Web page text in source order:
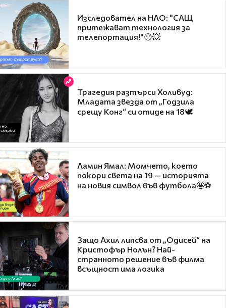
Изследовател на НЛО: "САЩ
притежават технология за
телепортация!"😯💥
Трагедия разтърси Холивуд:
Младата звезда от „Годзила
срещу Конг“ си отиде на 18🕊️
Ламин Ямал: Момчето, което
покори света на 19 — историята
на новия символ във футбола🤩⚽
Защо Ахил липсва от „Одисей“ на
Кристофър Нолън? Най-
странното решение във филма
всъщност има логика